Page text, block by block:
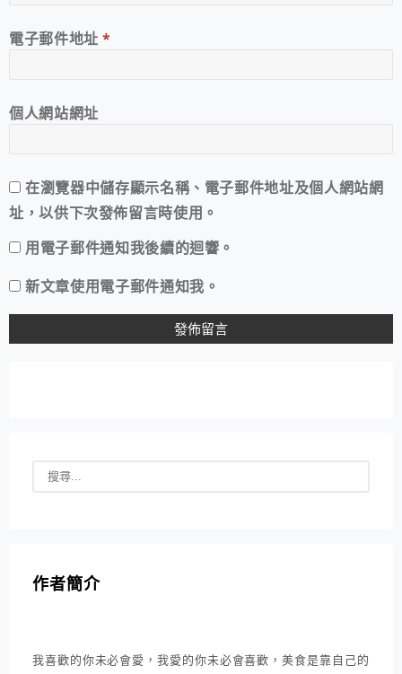
電子郵件地址*
個人網站網址
在瀏覽器中儲存顯示名稱、電子郵件地址及個人網站網
址，以供下次發佈留言時使用。
用電子郵件通知我後續的迴響。
新文章使用電子郵件通知我。
作者簡介
我喜歡的你未必會愛，我愛的你未必會喜歡，美食是靠自己的